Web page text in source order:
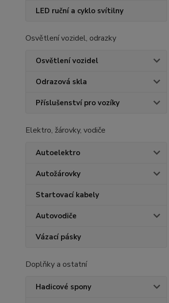
LED ruční a cyklo svítilny
Osvětlení vozidel, odrazky
Osvětlení vozidel
Odrazová skla
Příslušenství pro vozíky
Elektro, žárovky, vodiče
Autoelektro
Autožárovky
Startovací kabely
Autovodiče
Vázací pásky
Doplňky a ostatní
Hadicové spony